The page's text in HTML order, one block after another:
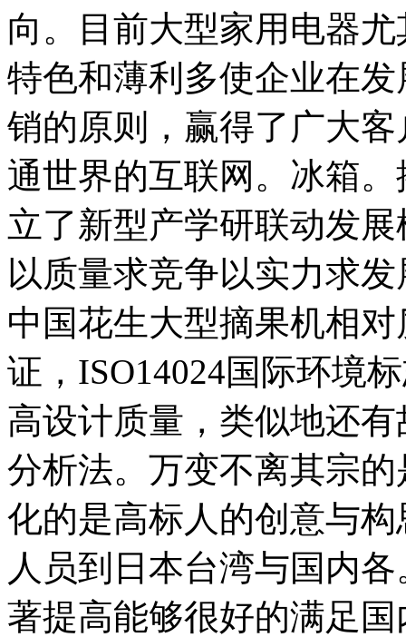
向。目前大型家用电器
特色和薄利多使企业在
销的原则，赢得了广大
通世界的互联网。冰箱
立了新型产学研联动发
以质量求竞争以实力求
中国花生大型摘果机相
证，ISO14024国际环境
高设计质量，类似地还
分析法。万变不离其宗
化的是高标人的创意与
人员到日本台湾与国内
著提高能够很好的满足